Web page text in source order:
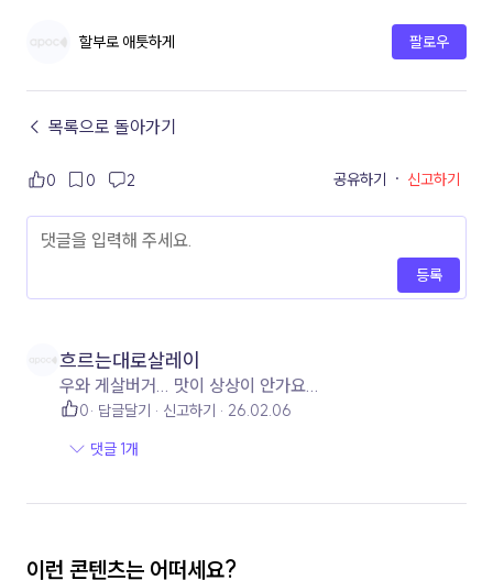
할부로 애틋하게 팔로우
← 목록으로 돌아가기
0 0 2 공유하기 · 신고하기
등록
흐르는대로살레이
우와 게살버거... 맛이 상상이 안가요...
0 답글달기 신고하기
26.02.06
댓글 1개
이런 콘텐츠는 어떠세요?